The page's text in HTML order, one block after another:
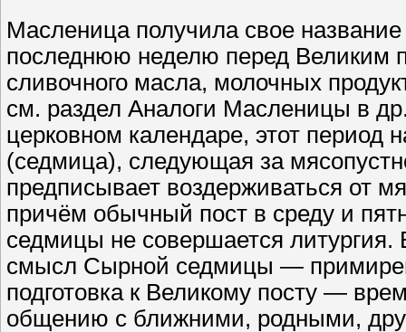
Масленица получила свое
последнюю неделю перед Великим
сливочного масла, молочных
см. раздел Аналоги Масленицы в
церковном календаре, этот
(седмица), следующая за
предписывает воздерживаться от
причём обычный пост в среду и
седмицы не совершается литургия.
смысл Сырной седмицы —
подготовка к Великому посту —
общению с ближними, родными,